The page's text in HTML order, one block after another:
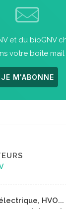
et du bioGNV
votre boite mail
JE M'ABONNE